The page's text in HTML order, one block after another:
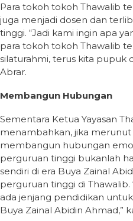
Para tokoh tokoh Thawalib
juga menjadi dosen dan
tinggi. “Jadi kami ingin apa
para tokoh tokoh Thawalib
silaturahmi, terus kita pupuk
Abrar.
Membangun Hubungan
Sementara Ketua Yayasan
menambahkan, jika merunut
membangun hubungan
perguruan tinggi bukanlah
sendiri di era Buya Zainal
perguruan tinggi di
ada jenjang pendidikan
Buya Zainal Abidin Ahmad,”